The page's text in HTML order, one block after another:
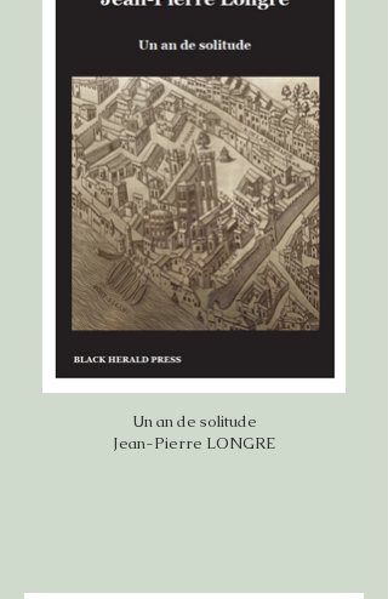
Un an de solitude
Jean-Pierre LONGRE